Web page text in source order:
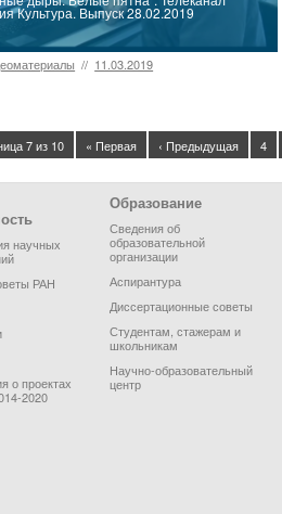
Культура. Выпуск 28.02.2019
// 11.03.2019
7 из 10 « Первая ‹ Предыдущая 4
научных
РАН
о проектах
2020
Образование
Сведения об
образовательной
организации
Аспирантура
Диссертационные советы
Студентам, стажерам и
школьникам
Научно-образовательный
центр